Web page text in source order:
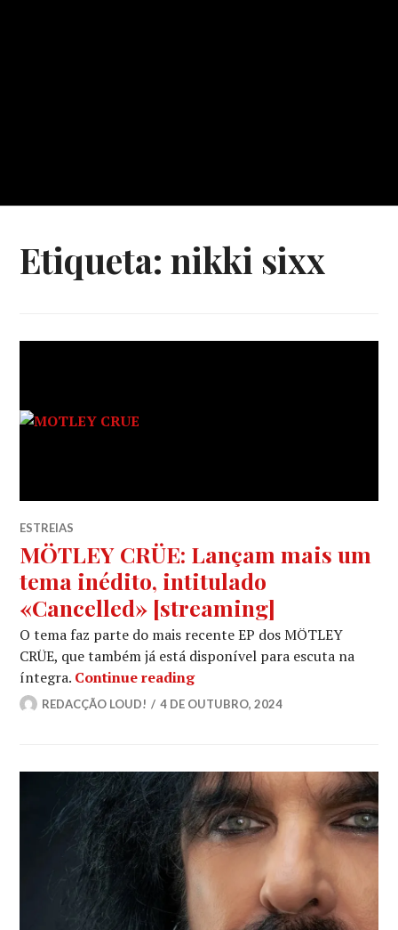
Etiqueta:nikki sixx
ESTREIAS
MÖTLEY CRÜE: Lançam mais um
tema inédito, intitulado
«Cancelled» [streaming]
O tema faz parte do mais recente EP dos MÖTLEY
CRÜE, que também já está disponível para escuta na
íntegra. Continue readingMÖTLEY CRÜE: Lançam
REDACÇÃO LOUD! 4 DE OUTUBRO, 2024